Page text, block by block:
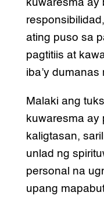
kuwaresma ay
ating puso sa
pagtitiis at
iba’y
Malaki ang
kuwaresma ay
kaligtasan,
unlad ng
personal na
upang